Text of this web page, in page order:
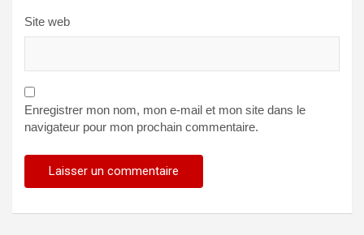
Site web
Enregistrer mon nom, mon e-mail et mon site dans le
navigateur pour mon prochain commentaire.